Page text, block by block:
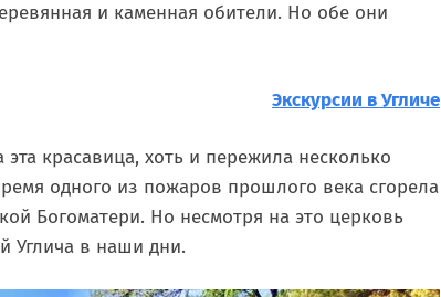
и каменная обители. Но обе они
Экскурсии в Угличе
красавица, хоть и пережила несколько
одного из пожаров прошлого века сгорела
Богоматери. Но несмотря на это церковь
Углича в наши дни.